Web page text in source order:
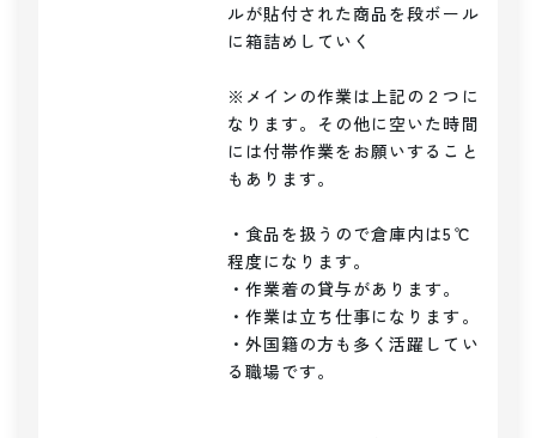
ルが貼付された商品を段ボール
に箱詰めしていく
※メインの作業は上記の２つに
なります。その他に空いた時間
には付帯作業をお願いすること
もあります。
・食品を扱うので倉庫内は5℃
程度になります。
・作業着の貸与があります。
・作業は立ち仕事になります。
・外国籍の方も多く活躍してい
る職場です。